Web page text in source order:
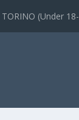
TORINO (Under